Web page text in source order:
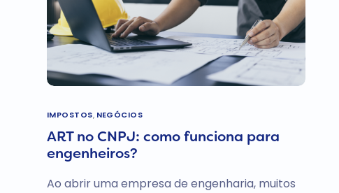
IMPOSTOS, NEGÓCIOS
ART no CNPJ: como funciona para
engenheiros?
Ao abrir uma empresa de engenharia, muitos